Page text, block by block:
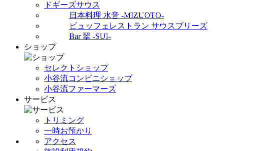
ドギーズサウス
日本料理 水音 -MIZUOTO-
ビュッフェレストラン サウスブリーズ
Bar 翠 -SUI-
ショップ
セレクトショップ
小谷流コンビニショップ
小谷流ファーマーズ
サービス
トリミング
一時お預かり
アクセス